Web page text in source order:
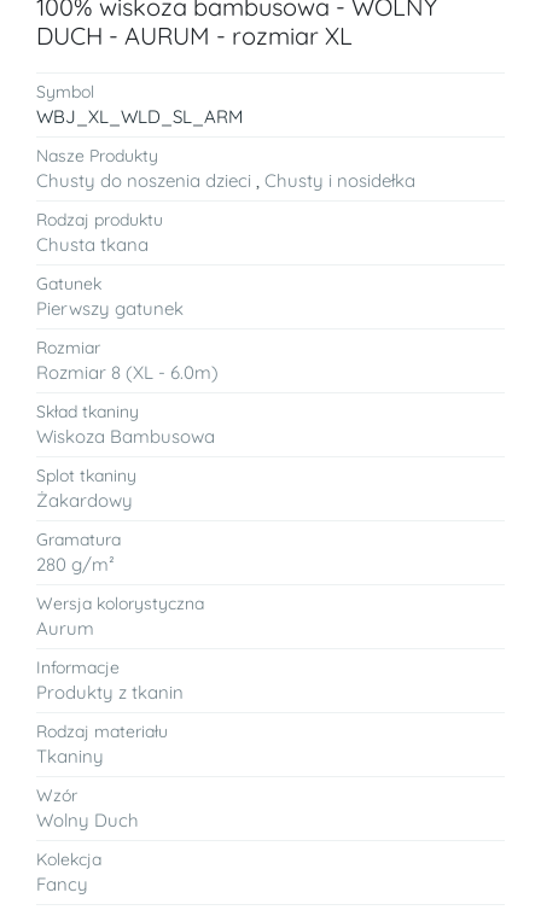
100% wiskoza bambusowa - WOLNY
DUCH - AURUM - rozmiar XL
Symbol
WBJ_XL_WLD_SL_ARM
Nasze Produkty
Chusty do noszenia dzieci Chusty i nosidełka
Rodzaj produktu
Chusta tkana
Gatunek
Pierwszy gatunek
Rozmiar
Rozmiar 8 (XL - 6.0m)
Skład tkaniny
Wiskoza Bambusowa
Splot tkaniny
Żakardowy
Gramatura
280 g/m²
Wersja kolorystyczna
Aurum
Informacje
Produkty z tkanin
Rodzaj materiału
Tkaniny
Wzór
Wolny Duch
Kolekcja
Fancy